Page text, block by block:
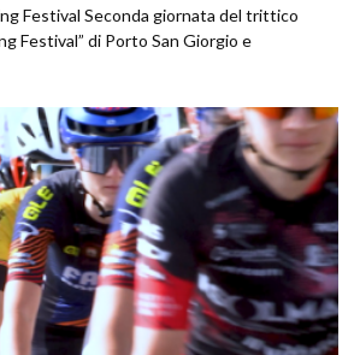
Festival Seconda giornata del trittico
Festival” di Porto San Giorgio e